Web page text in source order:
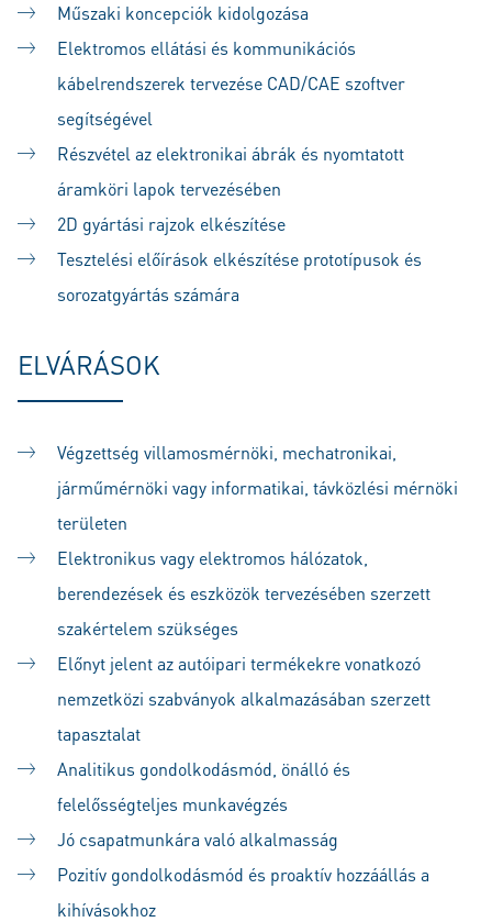
Műszaki koncepciók kidolgozása
Elektromos ellátási és kommunikációs
kábelrendszerek tervezése CAD/CAE szoftver
segítségével
Részvétel az elektronikai ábrák és nyomtatott
áramköri lapok tervezésében
2D gyártási rajzok elkészítése
Tesztelési előírások elkészítése prototípusok és
sorozatgyártás számára
ELVÁRÁSOK
Végzettség villamosmérnöki, mechatronikai,
járműmérnöki vagy informatikai, távközlési mérnöki
területen
Elektronikus vagy elektromos hálózatok,
berendezések és eszközök tervezésében szerzett
szakértelem szükséges
Előnyt jelent az autóipari termékekre vonatkozó
nemzetközi szabványok alkalmazásában szerzett
tapasztalat
Analitikus gondolkodásmód, önálló és
felelősségteljes munkavégzés
Jó csapatmunkára való alkalmasság
Pozitív gondolkodásmód és proaktív hozzáállás a
kihívásokhoz